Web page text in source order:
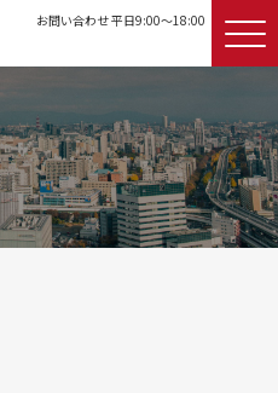
お問い合わせ 平日9:00〜18:00